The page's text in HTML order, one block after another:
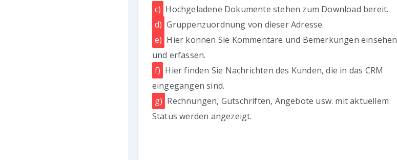
c) Hochgeladene Dokumente stehen zum Download bereit.
d) Gruppenzuordnung von dieser Adresse.
e) Hier können Sie Kommentare und Bemerkungen einsehen
und erfassen.
f) Hier finden Sie Nachrichten des Kunden, die in das CRM
eingegangen sind.
g) Rechnungen, Gutschriften, Angebote usw. mit aktuellem
Status werden angezeigt.